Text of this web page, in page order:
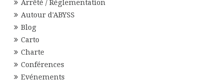
Arrêté / Réglementation
Autour d'ABYSS
Blog
Carto
Charte
Conférences
Evénements